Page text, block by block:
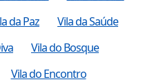
da Paz
Vila da Saúde
Vila do Bosque
Vila do Encontro